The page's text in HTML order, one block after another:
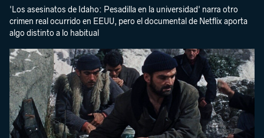
'Los asesinatos de Idaho: Pesadilla en la universidad' narra otro
crimen real ocurrido en EEUU, pero el documental de Netflix aporta
algo distinto a lo habitual